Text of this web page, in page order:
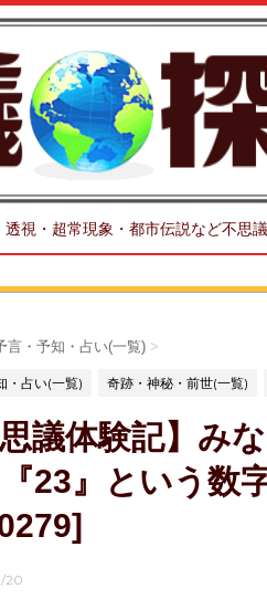
視・超常現象・都市伝説など不思
言・予知・占い(一覧) >
・占い(一覧) 奇跡・神秘・前世(一覧)
思議体験記】み
23』という数
20